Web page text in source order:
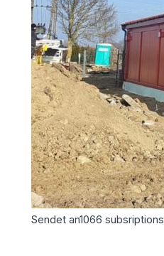
Sendet an1066 subsriptions